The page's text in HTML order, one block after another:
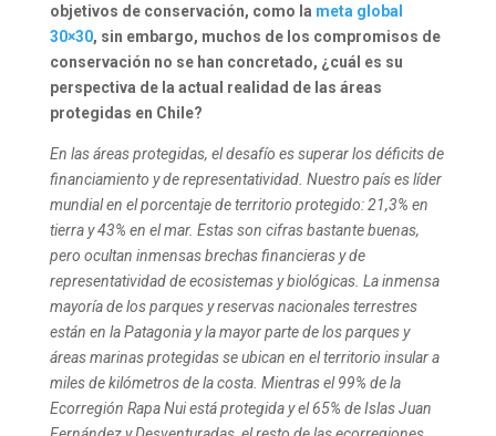
objetivos de conservación, como la meta global
30×30, sin embargo, muchos de los compromisos de
conservación no se han concretado, ¿cuál es su
perspectiva de la actual realidad de las áreas
protegidas en Chile?
En las áreas protegidas, el desafío es superar los déficits de
financiamiento y de representatividad. Nuestro país es líder
mundial en el porcentaje de territorio protegido: 21,3% en
tierra y 43% en el mar. Estas son cifras bastante buenas,
pero ocultan inmensas brechas financieras y de
representatividad de ecosistemas y biológicas. La inmensa
mayoría de los parques y reservas nacionales terrestres
están en la Patagonia y la mayor parte de los parques y
áreas marinas protegidas se ubican en el territorio insular a
miles de kilómetros de la costa. Mientras el 99% de la
Ecorregión Rapa Nui está protegida y el 65% de Islas Juan